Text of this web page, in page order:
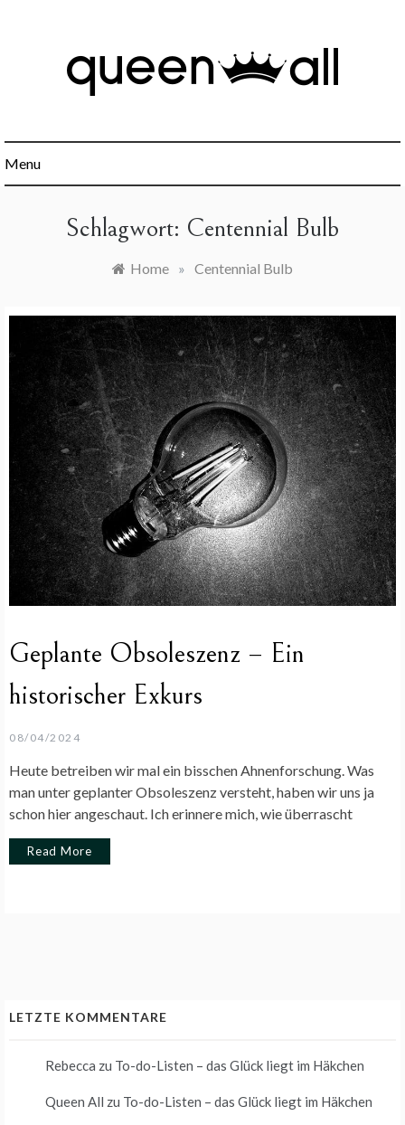
Menu
Schlagwort: Centennial Bulb
Home » Centennial Bulb
Geplante Obsoleszenz – Ein
historischer Exkurs
08/04/2024
Heute betreiben wir mal ein bisschen Ahnenforschung. Was
man unter geplanter Obsoleszenz versteht, haben wir uns ja
schon hier angeschaut. Ich erinnere mich, wie überrascht
Read More
LETZTE KOMMENTARE
Rebecca zu To-do-Listen – das Glück liegt im Häkchen
Queen All zu To-do-Listen – das Glück liegt im Häkchen